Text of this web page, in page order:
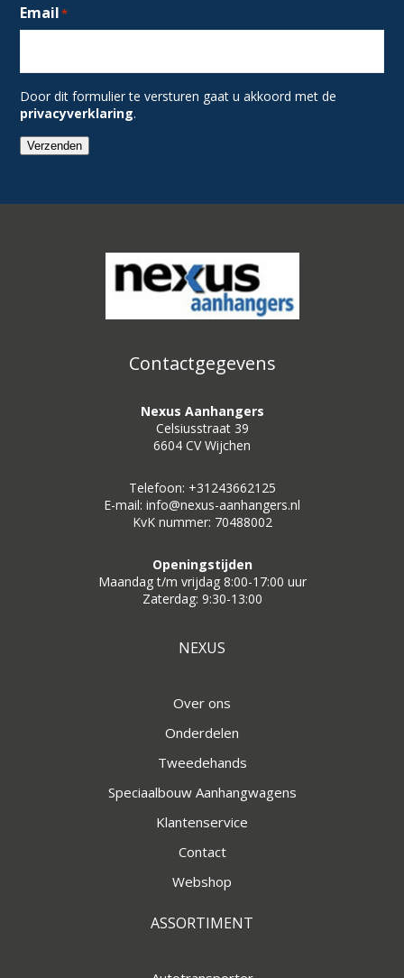
Email*
Door dit formulier te versturen gaat u akkoord met de
privacyverklaring.
Verzenden
Contactgegevens
Nexus Aanhangers
Celsiusstraat 39
6604 CV Wijchen
Telefoon: +31243662125
E-mail: info@nexus-aanhangers.nl
KvK nummer: 70488002
Openingstijden
Maandag t/m vrijdag 8:00-17:00 uur
Zaterdag: 9:30-13:00
NEXUS
Over ons
Onderdelen
Tweedehands
Speciaalbouw Aanhangwagens
Klantenservice
Contact
Webshop
ASSORTIMENT